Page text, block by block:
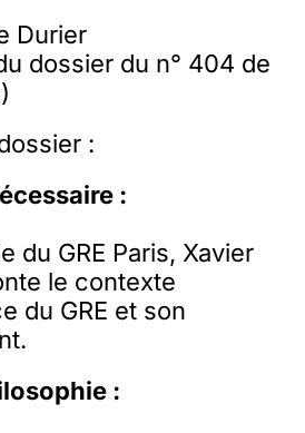
Durier
dossier du n° 404 de
:
:
du GRE Paris, Xavier
le contexte
du GRE et son
: